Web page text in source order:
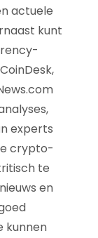
actuele
kunt
experts
crypto-
te
en
kunnen